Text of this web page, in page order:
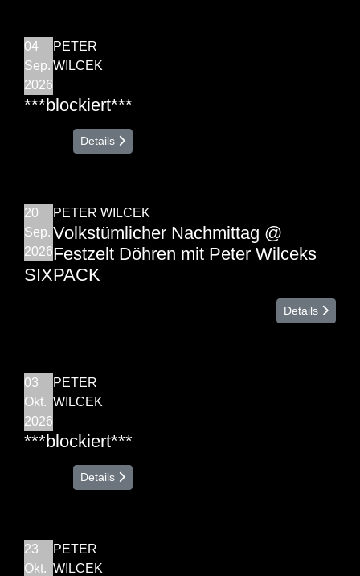
04
Sep.
2026
PETER
WILCEK
***blockiert***
Details
20
Sep.
2026
PETER WILCEK
Volkstümlicher Nachmittag @
Festzelt Döhren mit Peter Wilceks
SIXPACK
Details
03
Okt.
2026
PETER
WILCEK
***blockiert***
Details
23
Okt.
PETER
WILCEK